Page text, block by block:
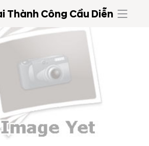
Thành Công Cầu Diễn